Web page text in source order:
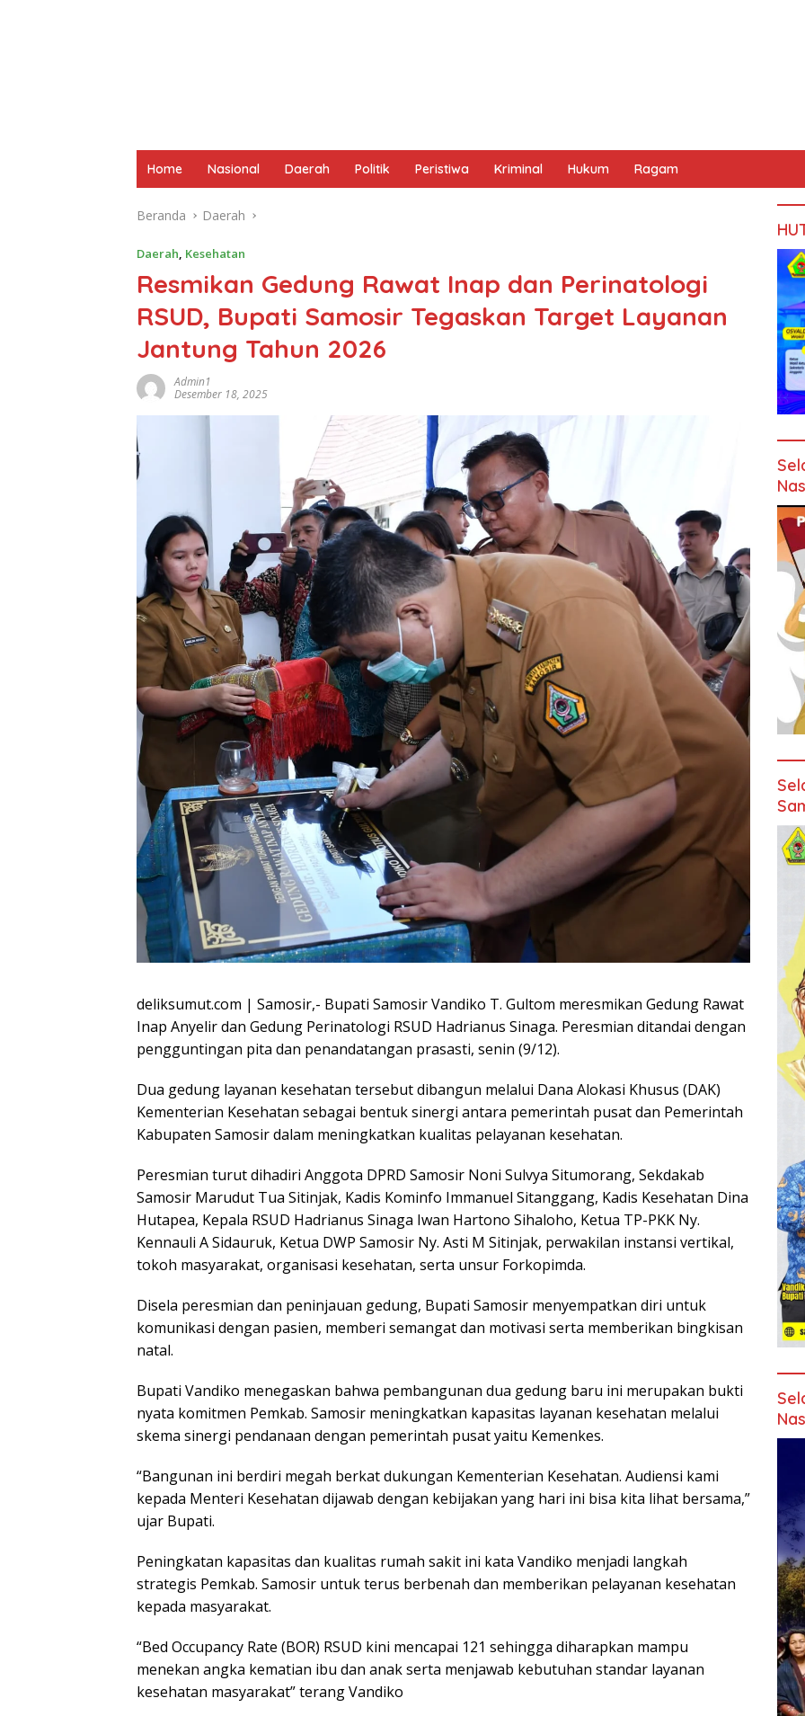
Home Nasional Daerah Politik Peristiwa Kriminal Hukum Ragam
Beranda Daerah
Daerah, Kesehatan
Resmikan Gedung Rawat Inap dan Perinatologi
RSUD, Bupati Samosir Tegaskan Target Layanan
Jantung Tahun 2026
Admin1
Desember 18, 2025
deliksumut.com | Samosir,- Bupati Samosir Vandiko T. Gultom meresmikan Gedung Rawat
Inap Anyelir dan Gedung Perinatologi RSUD Hadrianus Sinaga. Peresmian ditandai dengan
pengguntingan pita dan penandatangan prasasti, senin (9/12).
Dua gedung layanan kesehatan tersebut dibangun melalui Dana Alokasi Khusus (DAK)
Kementerian Kesehatan sebagai bentuk sinergi antara pemerintah pusat dan Pemerintah
Kabupaten Samosir dalam meningkatkan kualitas pelayanan kesehatan.
Peresmian turut dihadiri Anggota DPRD Samosir Noni Sulvya Situmorang, Sekdakab
Samosir Marudut Tua Sitinjak, Kadis Kominfo Immanuel Sitanggang, Kadis Kesehatan Dina
Hutapea, Kepala RSUD Hadrianus Sinaga Iwan Hartono Sihaloho, Ketua TP-PKK Ny.
Kennauli A Sidauruk, Ketua DWP Samosir Ny. Asti M Sitinjak, perwakilan instansi vertikal,
tokoh masyarakat, organisasi kesehatan, serta unsur Forkopimda.
Disela peresmian dan peninjauan gedung, Bupati Samosir menyempatkan diri untuk
komunikasi dengan pasien, memberi semangat dan motivasi serta memberikan bingkisan
natal.
Bupati Vandiko menegaskan bahwa pembangunan dua gedung baru ini merupakan bukti
nyata komitmen Pemkab. Samosir meningkatkan kapasitas layanan kesehatan melalui
skema sinergi pendanaan dengan pemerintah pusat yaitu Kemenkes.
“Bangunan ini berdiri megah berkat dukungan Kementerian Kesehatan. Audiensi kami
kepada Menteri Kesehatan dijawab dengan kebijakan yang hari ini bisa kita lihat bersama,”
ujar Bupati.
Peningkatan kapasitas dan kualitas rumah sakit ini kata Vandiko menjadi langkah
strategis Pemkab. Samosir untuk terus berbenah dan memberikan pelayanan kesehatan
kepada masyarakat.
“Bed Occupancy Rate (BOR) RSUD kini mencapai 121 sehingga diharapkan mampu
menekan angka kematian ibu dan anak serta menjawab kebutuhan standar layanan
kesehatan masyarakat” terang Vandiko